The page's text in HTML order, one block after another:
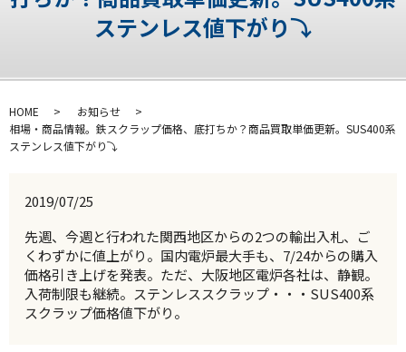
ステンレス値下がり⤵
HOME
お知らせ
相場・商品情報。鉄スクラップ価格、底打ちか？商品買取単価更新。SUS400系
ステンレス値下がり⤵
2019/07/25
先週、今週と行われた関西地区からの2つの輸出入札、ご
くわずかに値上がり。国内電炉最大手も、7/24からの購入
価格引き上げを発表。ただ、大阪地区電炉各社は、静観。
入荷制限も継続。ステンレススクラップ・・・SUS400系
スクラップ価格値下がり。